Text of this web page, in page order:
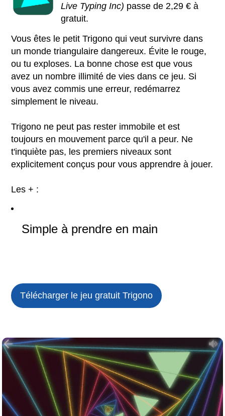
Live Typing Inc) passe de 2,29 € à
gratuit.
Vous êtes le petit Trigono qui veut survivre dans
un monde triangulaire dangereux. Évite le rouge,
ou tu exploses. La bonne chose est que vous
avez un nombre illimité de vies dans ce jeu. Si
vous avez commis une erreur, redémarrez
simplement le niveau.
Trigono ne peut pas rester immobile et est
toujours en mouvement parce qu'il a peur. Ne
t'inquiète pas, les premiers niveaux sont
explicitement conçus pour vous apprendre à jouer.
Les + :
Simple à prendre en main
Télécharger le jeu gratuitTrigono